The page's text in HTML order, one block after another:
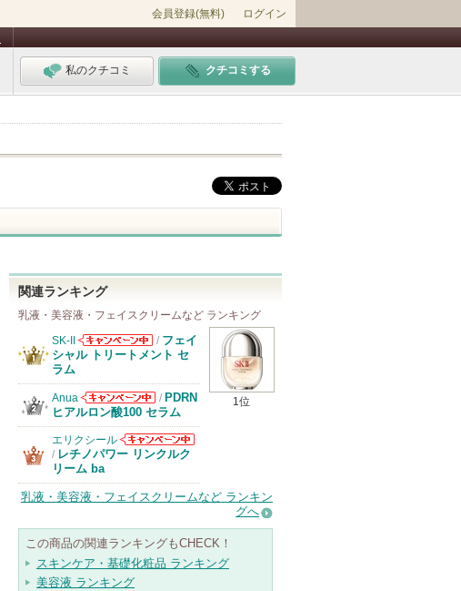
会員登録(無料) ログイン
私のクチコミ クチコミする
関連ランキング
乳液・美容液・フェイスクリームなど ランキング
1位
SK-II
SK-IIからのお
/ フェイ
シャル トリートメント セ
ラム
Anua
Anuaからのお
知らせがありま
す
/ PDRN
ヒアルロン酸100 セラム
エリクシール
エリクシールか
/ レチノパワー リンクルク
リーム ba
乳液・美容液・フェイスクリームなど ランキン
グへ
この商品の関連ランキングもCHECK！
スキンケア・基礎化粧品 ランキング
美容液 ランキング